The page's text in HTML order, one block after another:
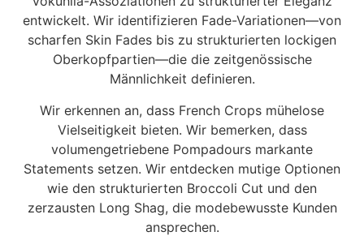
entwickelt. Wir identifizieren Fade-Variationen—von
scharfen Skin Fades bis zu strukturierten lockigen
Oberkopfpartien—die die zeitgenössische
Männlichkeit definieren.
Wir erkennen an, dass French Crops mühelose
Vielseitigkeit bieten. Wir bemerken, dass
volumengetriebene Pompadours markante
Statements setzen. Wir entdecken mutige Optionen
wie den strukturierten Broccoli Cut und den
zerzausten Long Shag, die modebewusste Kunden
ansprechen.